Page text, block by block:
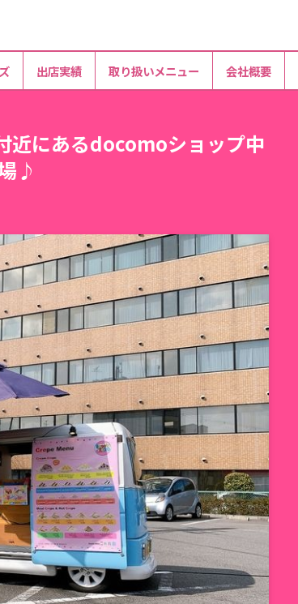
近にあるdocomoショップ中
♪
出店実績 取り扱いメニュー 会社概要